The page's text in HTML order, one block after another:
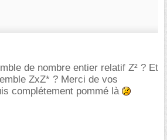
de nombre entier relatif Z² ? Et
ZxZ* ? Merci de vos
complétement pommé là